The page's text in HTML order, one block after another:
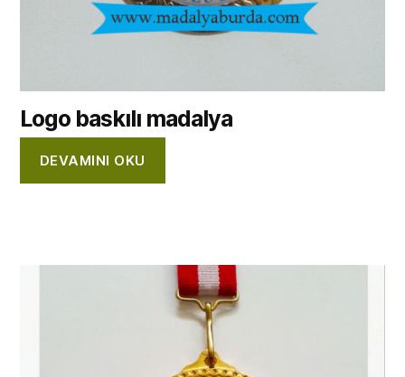
Logo baskılı madalya
DEVAMINI OKU